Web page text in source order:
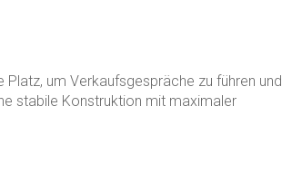
um Verkaufsgespräche zu führen und
stabile Konstruktion mit maximaler